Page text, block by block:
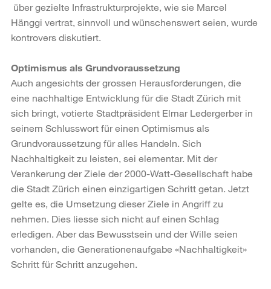
über gezielte Infrastrukturprojekte, wie sie Marcel
Hänggi vertrat, sinnvoll und wünschenswert seien, wurde
kontrovers diskutiert.
Optimismus als Grundvoraussetzung
Auch angesichts der grossen Herausforderungen, die
eine nachhaltige Entwicklung für die Stadt Zürich mit
sich bringt, votierte Stadtpräsident Elmar Ledergerber in
seinem Schlusswort für einen Optimismus als
Grundvoraussetzung für alles Handeln. Sich
Nachhaltigkeit zu leisten, sei elementar. Mit der
Verankerung der Ziele der 2000-Watt-Gesellschaft habe
die Stadt Zürich einen einzigartigen Schritt getan. Jetzt
gelte es, die Umsetzung dieser Ziele in Angriff zu
nehmen. Dies liesse sich nicht auf einen Schlag
erledigen. Aber das Bewusstsein und der Wille seien
vorhanden, die Generationenaufgabe «Nachhaltigkeit»
Schritt für Schritt anzugehen.